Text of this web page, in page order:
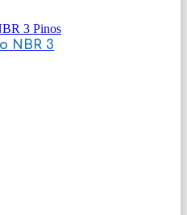
NBR 3